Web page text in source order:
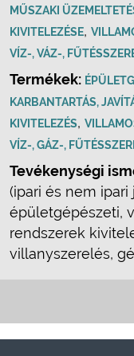
MŰSZAKI
KIVITELEZÉSE,
VÍZ-, VÁZ-,
Termékek:
KARBANTARTÁS,
KIVITELEZÉS,
VÍZ-, GÁZ-,
Tevékenységi
(ipari és nem
épületgépészeti,
rendszerek
villanyszerelés,